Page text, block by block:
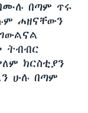
በጣም ጥሩ
ሐዘናቸውን
ትብብር
ክርስቲያን
ሁሉ በጣም